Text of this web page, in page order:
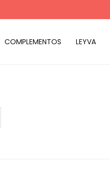
COMPLEMENTOS LEYVA